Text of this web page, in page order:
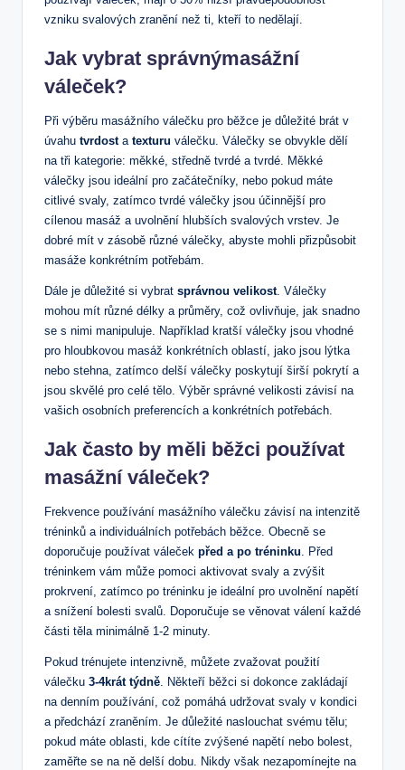
vzniku svalových zranění než ti, kteří to nedělají.
Jak vybrat správnýmasážní
váleček?
Při výběru masážního válečku pro běžce je důležité brát v
úvahu tvrdosta texturu válečku. Válečky se obvykle dělí
na tři kategorie: měkké, středně tvrdé a tvrdé. Měkké
válečky jsou ideální pro začátečníky, nebo pokud máte
citlivé svaly, zatímco tvrdé válečky jsou účinnější pro
cílenou masáž a uvolnění hlubších svalových vrstev. Je
dobré mít v zásobě různé válečky, abyste mohli přizpůsobit
masáže konkrétním potřebám.
Dále je důležité si vybrat správnou velikost. Válečky
mohou mít různé délky a průměry, což ovlivňuje, jak snadno
se s nimi manipuluje. Například kratší válečky jsou vhodné
pro hloubkovou masáž konkrétních oblastí, jako jsou lýtka
nebo stehna, zatímco delší válečky poskytují širší pokrytí a
jsou skvělé pro celé tělo. Výběr správné velikosti závisí na
vašich osobních preferencích a konkrétních potřebách.
Jak často by měli běžci používat
masážní váleček?
Frekvence používání masážního válečku závisí na intenzitě
tréninků a individuálních potřebách běžce. Obecně se
doporučuje používat váleček před a po tréninku. Před
tréninkem vám může pomoci aktivovat svaly a zvýšit
prokrvení, zatímco po tréninku je ideální pro uvolnění napětí
a snížení bolesti svalů. Doporučuje se věnovat válení každé
části těla minimálně 1-2 minuty.
Pokud trénujete intenzivně, můžete zvažovat použití
válečku 3-4krát týdně. Někteří běžci si dokonce zakládají
na denním používání, což pomáhá udržovat svaly v kondici
a předchází zraněním. Je důležité naslouchat svému tělu;
pokud máte oblasti, kde cítíte zvýšené napětí nebo bolest,
zaměřte se na ně delší dobu. Nikdy však nezapomínejte na